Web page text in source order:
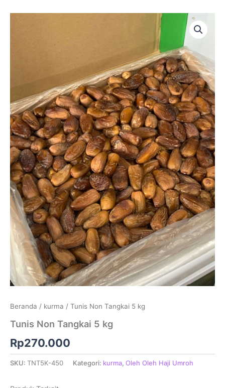
Beranda / kurma / Tunis Non Tangkai 5 kg
Tunis Non Tangkai 5 kg
Rp270.000
SKU: TNT5K-450 Kategori: kurma, Oleh Oleh Haji Umroh